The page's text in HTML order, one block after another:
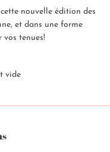
nouvelle édition des
et dans une forme
vos tenues!
vide